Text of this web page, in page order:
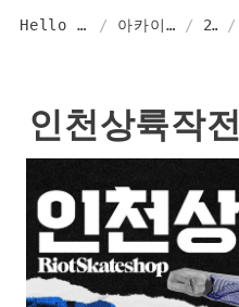
Hello from Cosmo40 / 아카이브 ArCHIVe / 2018 /
인천상륙작전